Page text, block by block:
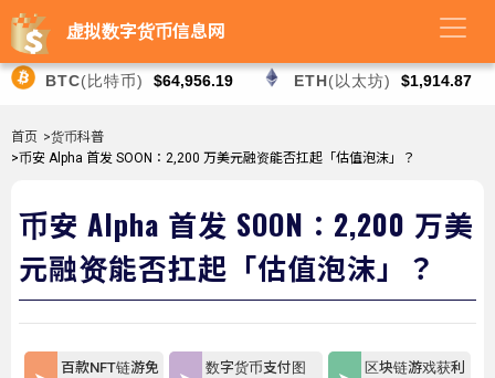
虚拟数字货币信息网
BTC(比特币) $64,956.19 ETH(以太坊) $1,914.87
首页 >货币科普
>币安 Alpha 首发 SOON：2,200 万美元融资能否扛起「估值泡沫」？
币安 Alpha 首发 SOON：2,200 万美
元融资能否扛起「估值泡沫」？
百款NFT链游免
数字货币支付图
区块链游戏获利